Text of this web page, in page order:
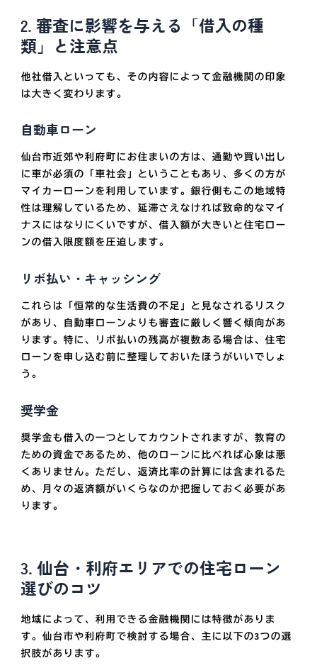
2. 審査に影響を与える「借入の種
類」と注意点
他社借入といっても、その内容によって金融機関の印象
は大きく変わります。
自動車ローン
仙台市近郊や利府町にお住まいの方は、通勤や買い出し
に車が必須の「車社会」ということもあり、多くの方が
マイカーローンを利用しています。銀行側もこの地域特
性は理解しているため、延滞さえなければ致命的なマイ
ナスにはなりにくいですが、借入額が大きいと住宅ロー
ンの借入限度額を圧迫します。
リボ払い・キャッシング
これらは「恒常的な生活費の不足」と見なされるリスク
があり、自動車ローンよりも審査に厳しく響く傾向があ
ります。特に、リボ払いの残高が複数ある場合は、住宅
ローンを申し込む前に整理しておいたほうがいいでしょ
う。
奨学金
奨学金も借入の一つとしてカウントされますが、教育の
ための資金であるため、他のローンに比べれば心象は悪
くありません。ただし、返済比率の計算には含まれるた
め、月々の返済額がいくらなのか把握しておく必要があ
ります。
3. 仙台・利府エリアでの住宅ローン
選びのコツ
地域によって、利用できる金融機関には特徴がありま
す。仙台市や利府町で検討する場合、主に以下の3つの選
択肢があります。